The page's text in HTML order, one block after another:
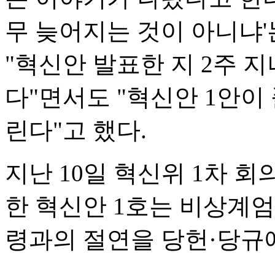
무 늦어지는 것이 아니냐
"혁신안 발표한 지 2주
다"면서도 "혁신안 1안
린다"고 했다.
지난 10일 혁신위 1차 회
한 혁신안 1호는 비상계
령과의 절연을 당헌·당